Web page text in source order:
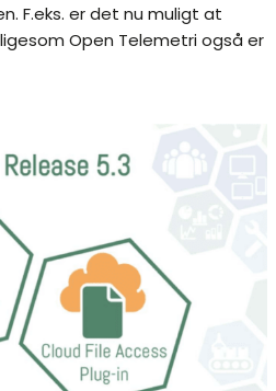
F.eks. er det nu muligt at
Open Telemetri også er